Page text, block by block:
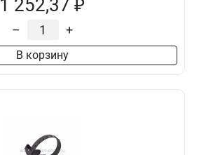
1 252,37 ₽
– +
В корзину